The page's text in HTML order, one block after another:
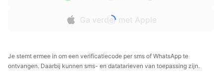
Ga verder met Apple
Je stemt ermee in om een verificatiecode per sms of WhatsApp te
ontvangen. Daarbij kunnen sms- en datatarieven van toepassing zijn.